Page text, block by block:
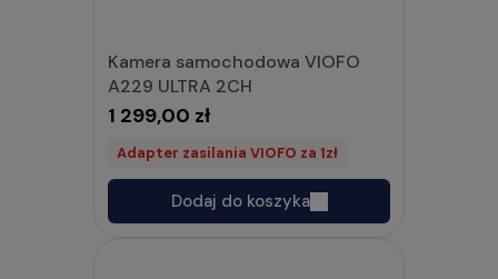
Kamera samochodowa VIOFO
A229 ULTRA 2CH
1 299,00 zł
Adapter zasilania VIOFO za 1zł
Dodaj do koszyka